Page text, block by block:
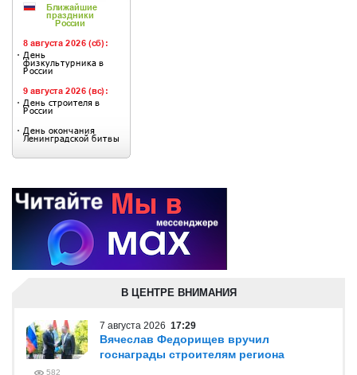
В ЦЕНТРЕ ВНИМАНИЯ
7 августа 2026 17:29
Вячеслав Федорищев вручил
госнаграды строителям региона
582